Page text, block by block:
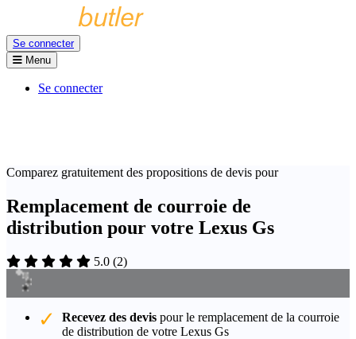
Se connecter
Menu
Se connecter
Comparez gratuitement des propositions de devis pour
Remplacement de courroie de
distribution pour votre Lexus Gs
5.0 (2)
Recevez des devis pour le remplacement de la courroie
de distribution de votre Lexus Gs